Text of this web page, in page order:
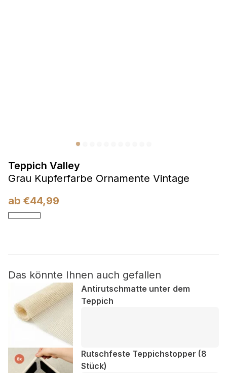
Teppich Valley
Grau Kupferfarbe Ornamente Vintage
ab €44,99
Das könnte Ihnen auch gefallen
Antirutschmatte unter dem
Teppich
Rutschfeste Teppichstopper (8
Stück)
Marketing
Marketing-Cookies werden verwendet, um Benutzer über
Websites hinweg zu verfolgen. Das Ziel ist es, Anzeigen
anzuzeigen, die für den einzelnen Benutzer relevant und
ansprechend sind und somit wertvoller für Herausgeber und
Nicht kategorisiert.
Andere nicht kategorisierte Cookies sind solche, die
analysiert werden und noch keiner Kategorie zugeordnet
wurden.
Meine Einstellungen speichern
Alle akzeptieren